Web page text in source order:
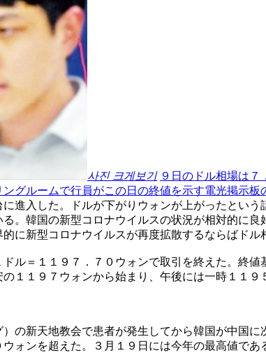
사진 크게보기 ９日のドル相場は
グルームで行員がこの日の終値を示す電光掲示
進入した。ドルが下がりウォンが上がったとい
。韓国の新型コロナウイルスの状況が相対的に
に新型コロナウイルスが再度拡散するならばドル
ル＝１１９７．７０ウォンで取引を終えた。終
１１９７ウォンから始まり、午後には一時１１
の新天地教会で患者が発生してから韓国が中国
ォンを超えた。３月１９日には今年の最高値で